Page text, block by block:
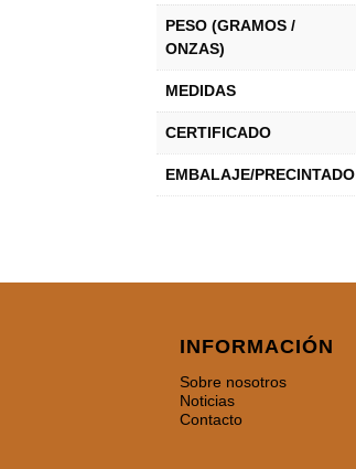
PESO (GRAMOS /
ONZAS)
MEDIDAS
CERTIFICADO
EMBALAJE/PRECINTADO
INFORMACIÓN
Sobre nosotros
Noticias
Contacto